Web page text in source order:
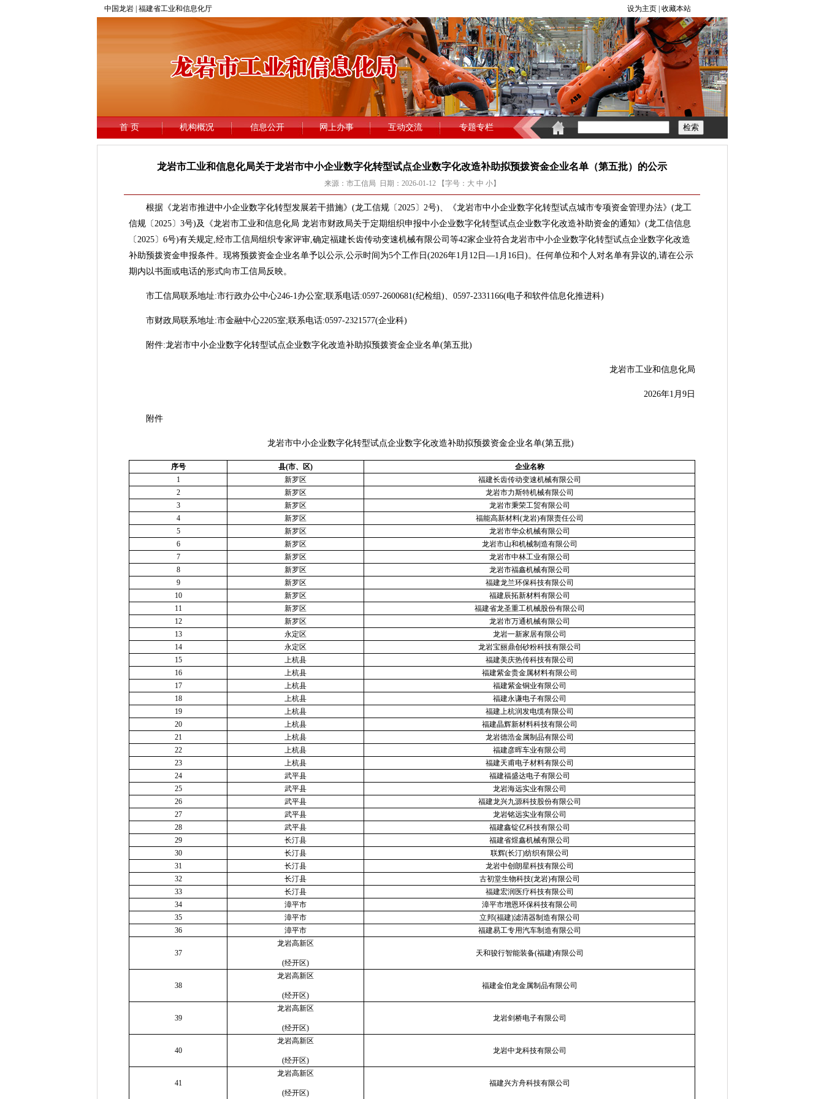
龙岩市工业和信息化局关于龙岩市中小企业数字化转型试点企业数字化改造补助拟预拨资金企业名单（第五批）的公示
来源：市工信局 日期：2026-01-12 【字号： 大 中 小】
根据《龙岩市推进中小企业数字化转型发展若干措施》(龙工信规〔2025〕2号)、《龙岩市中小企业数字化转型试点城市专项资金管理办法》(龙工
信规〔2025〕3号)及《龙岩市工业和信息化局 龙岩市财政局关于定期组织申报中小企业数字化转型试点企业数字化改造补助资金的通知》(龙工信信息
〔2025〕6号)有关规定,经市工信局组织专家评审,确定福建长齿传动变速机械有限公司等42家企业符合龙岩市中小企业数字化转型试点企业数字化改造
补助预拨资金申报条件。现将预拨资金企业名单予以公示,公示时间为5个工作日(2026年1月12日—1月16日)。任何单位和个人对名单有异议的,请在公示
期内以书面或电话的形式向市工信局反映。
市工信局联系地址:市行政办公中心246-1办公室;联系电话:0597-2600681(纪检组)、0597-2331166(电子和软件信息化推进科)
市财政局联系地址:市金融中心2205室;联系电话:0597-2321577(企业科)
附件:龙岩市中小企业数字化转型试点企业数字化改造补助拟预拨资金企业名单(第五批)
龙岩市工业和信息化局
2026年1月9日
附件
龙岩市中小企业数字化转型试点企业数字化改造补助拟预拨资金企业名单(第五批)
序号 县(市、区)
企业名称
1
新罗区
福建长齿传动变速机械有限公司
2
新罗区
龙岩市力斯特机械有限公司
3
新罗区
龙岩市秉荣工贸有限公司
4
新罗区
福能高新材料(龙岩)有限责任公司
5
新罗区
龙岩市华众机械有限公司
6
新罗区
龙岩市山和机械制造有限公司
7
新罗区
龙岩市中林工业有限公司
8
新罗区
龙岩市福鑫机械有限公司
9
新罗区
福建龙兰环保科技有限公司
10
新罗区
福建辰拓新材料有限公司
11
新罗区
福建省龙圣重工机械股份有限公司
12
新罗区
龙岩市万通机械有限公司
13
永定区
龙岩一新家居有限公司
14
永定区
龙岩宝丽鼎创砂粉科技有限公司
15
上杭县
福建美庆热传科技有限公司
16
上杭县
福建紫金贵金属材料有限公司
17
上杭县
福建紫金铜业有限公司
18
上杭县
福建永谦电子有限公司
19
上杭县
福建上杭润发电缆有限公司
20
上杭县
福建晶辉新材料科技有限公司
21
上杭县
龙岩德浩金属制品有限公司
22
上杭县
福建彦晖车业有限公司
23
上杭县
福建天甫电子材料有限公司
24
武平县
福建福盛达电子有限公司
25
武平县
龙岩海远实业有限公司
26
武平县
福建龙兴九源科技股份有限公司
27
武平县
龙岩铭远实业有限公司
28
武平县
福建鑫锭亿科技有限公司
29
长汀县
福建省煜鑫机械有限公司
30
长汀县
联辉(长汀)纺织有限公司
31
长汀县
龙岩中创朗星科技有限公司
32
长汀县
古初堂生物科技(龙岩)有限公司
33
长汀县
福建宏润医疗科技有限公司
34
漳平市
漳平市增恩环保科技有限公司
35
漳平市
立邦(福建)滤清器制造有限公司
36
漳平市 福建易工专用汽车制造有限公司
37
龙岩高新区
(经开区)
天和骏行智能装备(福建)有限公司
38
龙岩高新区
(经开区)
福建金伯龙金属制品有限公司
39
龙岩高新区
(经开区)
龙岩剑桥电子有限公司
40
龙岩高新区
(经开区)
龙岩中龙科技有限公司
41
龙岩高新区
(经开区)
福建兴方舟科技有限公司